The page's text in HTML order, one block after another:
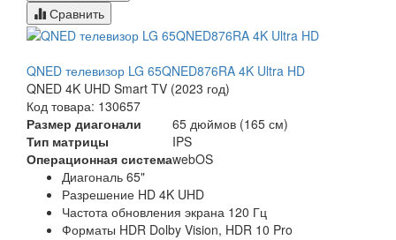
Сравнить
QNED телевизор LG 65QNED876RA 4K Ultra HD
QNED 4K UHD Smart TV (2023 год)
Код товара: 130657
Размер диагонали
65 дюймов (165 см)
Тип матрицы
IPS
Операционная системаwebOS
Диагональ 65"
Разрешение HD 4K UHD
Частота обновления экрана 120 Гц
Форматы HDR Dolby Vision, HDR 10 Pro